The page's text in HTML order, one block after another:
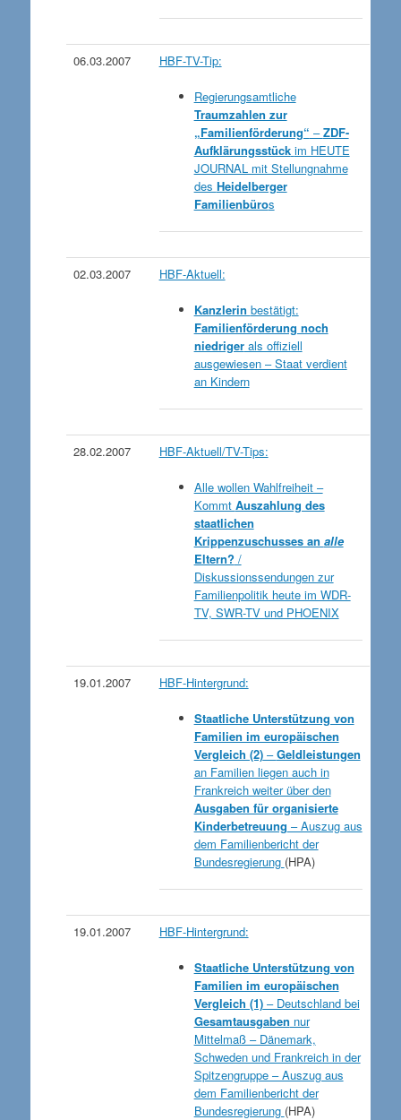
06.03.2007 HBF-TV-Tip:
Regierungsamtliche
Traumzahlen zur
„Familienförderung“ –ZDF-
Aufklärungsstück im HEUTE
JOURNAL mit Stellungnahme
des Heidelberger
Familienbüros
02.03.2007 HBF-Aktuell:
Kanzlerin bestätigt:
Familienförderung noch
niedrigerals offiziell
ausgewiesen – Staat verdient
an Kindern
28.02.2007 HBF-Aktuell/TV-Tips:
Alle wollen Wahlfreiheit –
Kommt Auszahlung des
staatlichen
Krippenzuschusses an alle
Eltern? /
Diskussionssendungen zur
Familienpolitik heute im WDR-
TV, SWR-TV und PHOENIX
19.01.2007 HBF-Hintergrund:
Staatliche Unterstützung von
Familien im europäischen
Vergleich (2)–Geldleistungen
an Familien liegen auch in
Frankreich weiter über den
Ausgaben für organisierte
Kinderbetreuung – Auszug aus
dem Familienbericht der
Bundesregierung (HPA)
19.01.2007 HBF-Hintergrund:
Staatliche Unterstützung von
Familien im europäischen
Vergleich (1)– Deutschland bei
Gesamtausgaben nur
Mittelmaß – Dänemark,
Schweden und Frankreich in der
Spitzengruppe – Auszug aus
dem Familienbericht der
Bundesregierung (HPA)